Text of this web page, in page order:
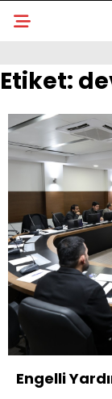
Etiket:
Engelli